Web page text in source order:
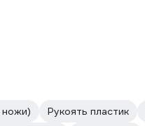
Рукоять пластик